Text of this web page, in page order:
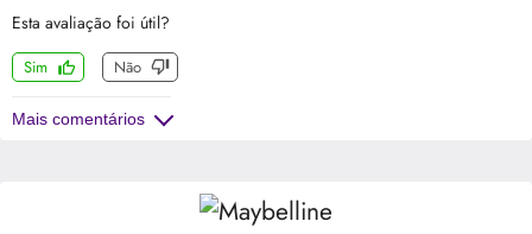
Esta avaliação foi útil?
Sim Não
Mais comentários